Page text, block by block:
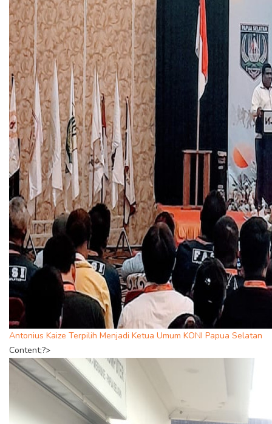
Antonius Kaize Terpilih Menjadi Ketua Umum KONI Papua Selatan
Content;?>